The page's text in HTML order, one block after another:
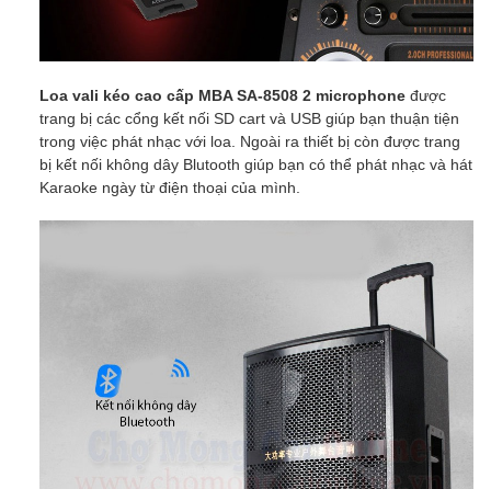
Loa vali kéo cao cấp MBA SA-8508 2 microphoneđược
trang bị các cổng kết nối SD cart và USB giúp bạn thuận tiện
trong việc phát nhạc với loa. Ngoài ra thiết bị còn được trang
bị kết nối không dây Blutooth giúp bạn có thể phát nhạc và hát
Karaoke ngày từ điện thoại của mình.